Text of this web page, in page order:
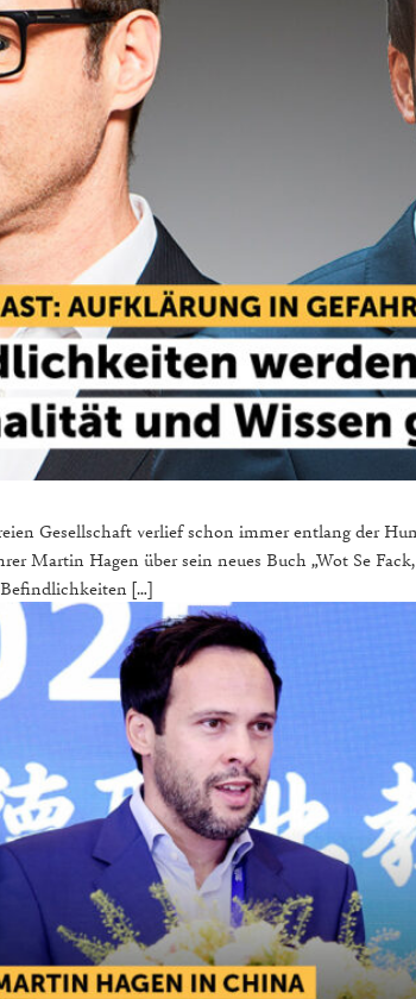
Gesellschaft verlief schon immer entlang der
Martin Hagen über sein neues Buch „Wot Se
[…]